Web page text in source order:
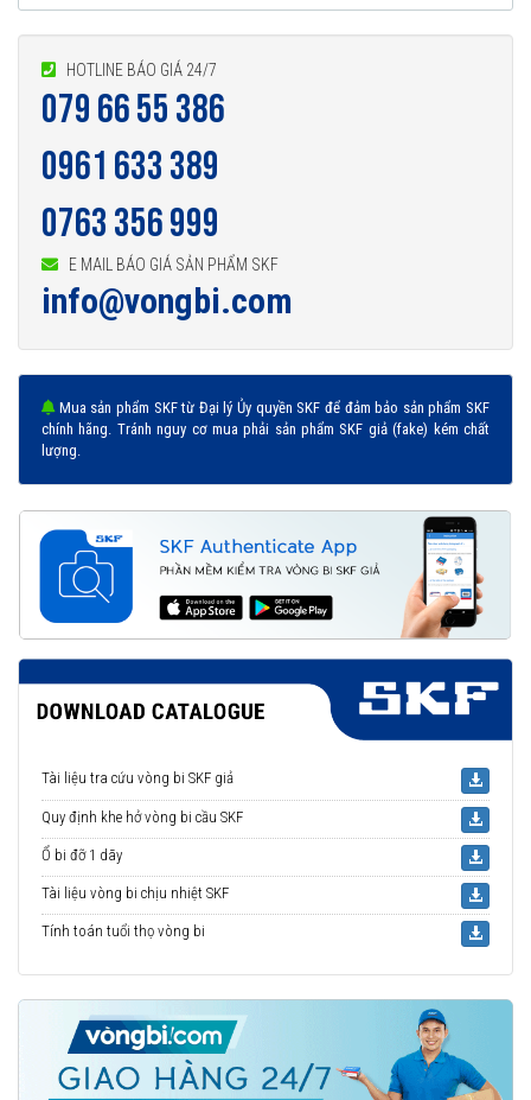
Vòng bi 61801-2Z được phân phối chính hãng
Đại lý ủy quyền SKF chính hãng - SKF Authorized Distributor
Hotline 24/7:
079 66 55 386
999
HOTLINE BÁO GIÁ 24/7
079 66 55 386
0961 633 389
0763 356 999
E MAIL BÁO GIÁ SẢN PHẨM SKF
info@vongbi.com
Mua sản phẩm SKF từ Đại lý Ủy quyền SKF để đảm bảo sản phẩm SKF
chính hãng. Tránh nguy cơ mua phải sản phẩm SKF giả (fake) kém chất
lượng.
Tài liệu tra cứu vòng bi SKF giả
Quy định khe hở vòng bi cầu SKF
Ổ bi đỡ 1 dãy
Tài liệu vòng bi chịu nhiệt SKF
Tính toán tuổi thọ vòng bi